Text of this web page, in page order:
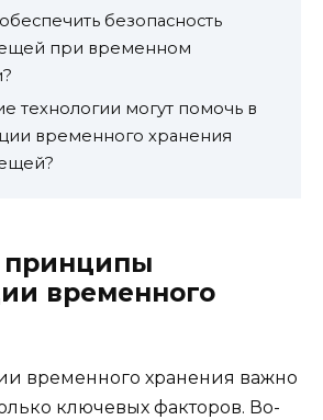
безопасность
при временном
технологии могут помочь в
временного хранения
временного
временного хранения важно
ключевых факторов. Во-